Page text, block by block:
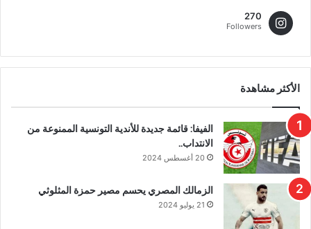
270
Followers
الأكثر مشاهدة
الفيفا: قائمة جديدة للأندية التونسية الممنوعة من
الانتداب..
20 أغسطس 2024
الزمالك المصري يحسم مصير حمزة المثلوثي
21 يوليو 2024